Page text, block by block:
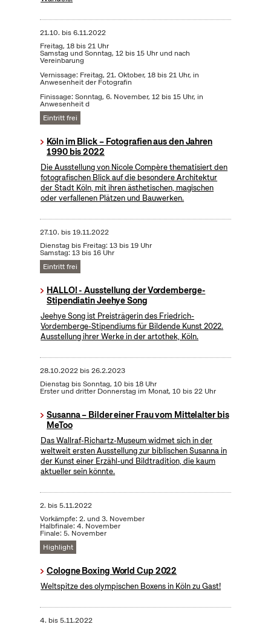
21.10. bis6.11.2022
Freitag, 18 bis 21 Uhr
Samstag und Sonntag, 12 bis 15 Uhr und nach
Vereinbarung
Vernissage: Freitag, 21. Oktober, 18 bis 21 Uhr, in
Anwesenheit der Fotografin
Finissage: Sonntag, 6. November, 12 bis 15 Uhr, in
Anwesenheit d
Eintritt frei
Köln im Blick – Fotografien aus den Jahren
1990 bis 2022
Die Ausstellung von Nicole Compère thematisiert den
fotografischen Blick auf die besondere Architektur
der Stadt Köln, mit ihren ästhetischen, magischen
oder verfallenen Plätzen und Bauwerken.
27.10. bis19.11.2022
Dienstag bis Freitag: 13 bis 19 Uhr
Samstag: 13 bis 16 Uhr
Eintritt frei
HALLO! - Ausstellung der Vordemberge-
Stipendiatin Jeehye Song
Jeehye Song ist Preisträgerin des Friedrich-
Vordemberge-Stipendiums für Bildende Kunst 2022.
Ausstellung ihrer Werke in der artothek, Köln.
28.10.2022bis26.2.2023
Dienstag bis Sonntag, 10 bis 18 Uhr
Erster und dritter Donnerstag im Monat, 10 bis 22 Uhr
Susanna – Bilder einer Frau vom Mittelalter bis
MeToo
Das Wallraf-Richartz-Museum widmet sich in der
weltweit ersten Ausstellung zur biblischen Susanna in
der Kunst einer Erzähl-und Bildtradition, die kaum
aktueller sein könnte.
2. bis5.11.2022
Vorkämpfe: 2. und 3. November
Halbfinale: 4. November
Finale: 5. November
Highlight
Cologne Boxing World Cup 2022
Weltspitze des olympischen Boxens in Köln zu Gast!
4. bis5.11.2022